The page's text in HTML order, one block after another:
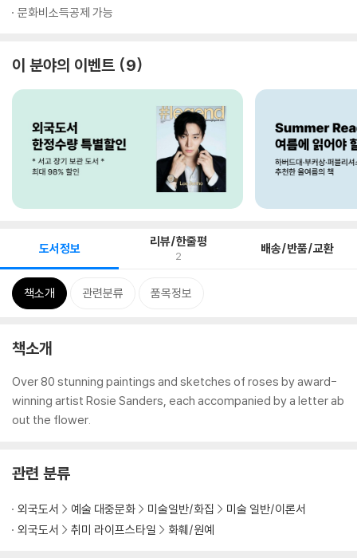
문화비소득공제 가능
이 분야의 이벤트 9
도서정보 리뷰/한줄평
2 배송/반품/교환
책소개 관련분류 품목정보
책소개
Over 80 stunning paintings and sketches of roses by award-
winning artist Rosie Sanders, each accompanied by a letter ab
out the flower.
관련 분류
외국도서 예술 대중문화 미술일반/화집
미술 일반/이론서
외국도서
취미 라이프스타일 화훼/원예